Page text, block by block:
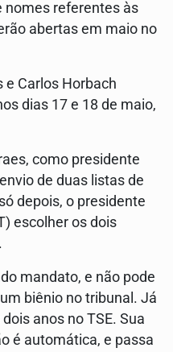
nomes referentes às
abertas em maio no
e Carlos Horbach
dias 17 e 18 de maio,
como presidente
de duas listas de
depois, o presidente
escolher os dois
mandato, e não pode
biênio no tribunal. Já
anos no TSE. Sua
é automática, e passa